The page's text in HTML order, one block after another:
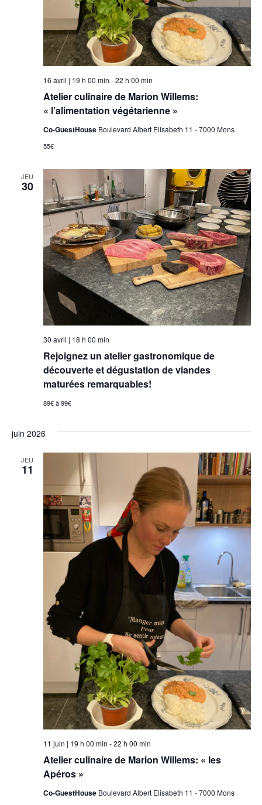
Atelier culinaire de Marion Willems:
« l’alimentation végétarienne »
16 avril | 19 h 00 min -22 h 00 min
Co-GuestHouse Boulevard Albert Elisabeth 11 - 7000 Mons
55€
JEU
30
Rejoignez un atelier gastronomique de
découverte et dégustation de viandes
maturées remarquables!
30 avril | 18 h 00 min
89€ à 99€
juin 2026
JEU
11
Atelier culinaire de Marion Willems: « les
Apéros »
11 juin | 19 h 00 min -22 h 00 min
Co-GuestHouse Boulevard Albert Elisabeth 11 - 7000 Mons